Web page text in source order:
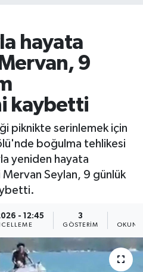
hayata
9
kaybetti
piknikte serinlemek için
boğulma tehlikesi
yeniden hayata
Seylan, 9 günlük
- 12:45 3
GÖSTERIM